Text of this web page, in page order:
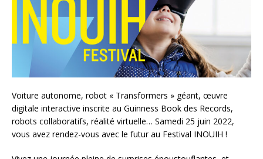
Voiture autonome, robot « Transformers » géant, œuvre
digitale interactive inscrite au Guinness Book des Records,
robots collaboratifs, réalité virtuelle… Samedi 25 juin 2022,
vous avez rendez-vous avec le futur au Festival INOUIH !